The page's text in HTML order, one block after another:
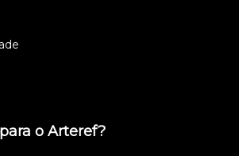
o Arteref?